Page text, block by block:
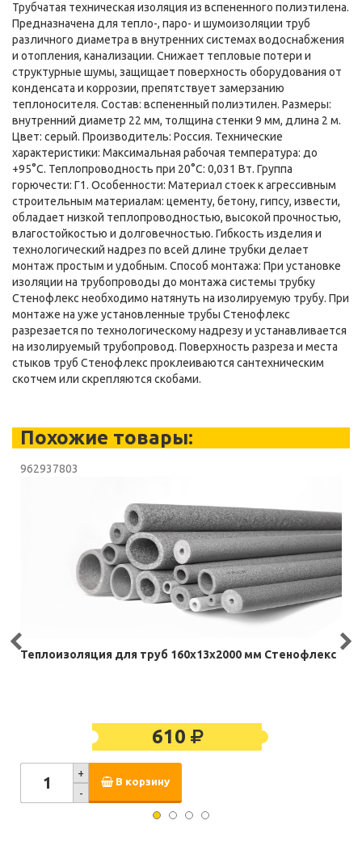
Трубчатая техническая изоляция из вспененного полиэтилена.
Предназначена для тепло-, паро- и шумоизоляции труб
различного диаметра в внутренних системах водоснабжения
и отопления, канализации. Снижает тепловые потери и
структурные шумы, защищает поверхность оборудования от
конденсата и коррозии, препятствует замерзанию
теплоносителя. Состав: вспененный полиэтилен. Размеры:
внутренний диаметр 22 мм, толщина стенки 9 мм, длина 2 м.
Цвет: серый. Производитель: Россия. Технические
характеристики: Максимальная рабочая температура: до
+95°С. Теплопроводность при 20°С: 0,031 Вт. Группа
горючести: Г1. Особенности: Материал стоек к агрессивным
строительным материалам: цементу, бетону, гипсу, извести,
обладает низкой теплопроводностью, высокой прочностью,
влагостойкостью и долговечностью. Гибкость изделия и
технологический надрез по всей длине трубки делает
монтаж простым и удобным. Способ монтажа: При установке
изоляции на трубопроводы до монтажа системы трубку
Стенофлекс необходимо натянуть на изолируемую трубу. При
монтаже на уже установленные трубы Стенофлекс
разрезается по технологическому надрезу и устанавливается
на изолируемый трубопровод. Поверхность разреза и места
стыков труб Стенофлекс проклеиваются сантехническим
скотчем или скрепляются скобами.
Похожие товары:
962937803
Теплоизоляция для труб 160х13х2000 мм Стенофлекс
610
+
-
В корзину